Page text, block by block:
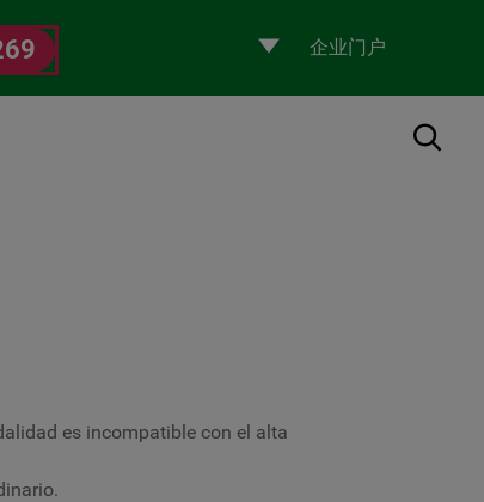
Selecciona
un
搜索
es incompatible con el alta